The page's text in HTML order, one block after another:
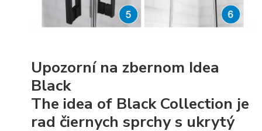
Upozorní na zbernom Idea
Black
The idea of ​​Black Collection je
rad čiernych sprchy s ukrytý